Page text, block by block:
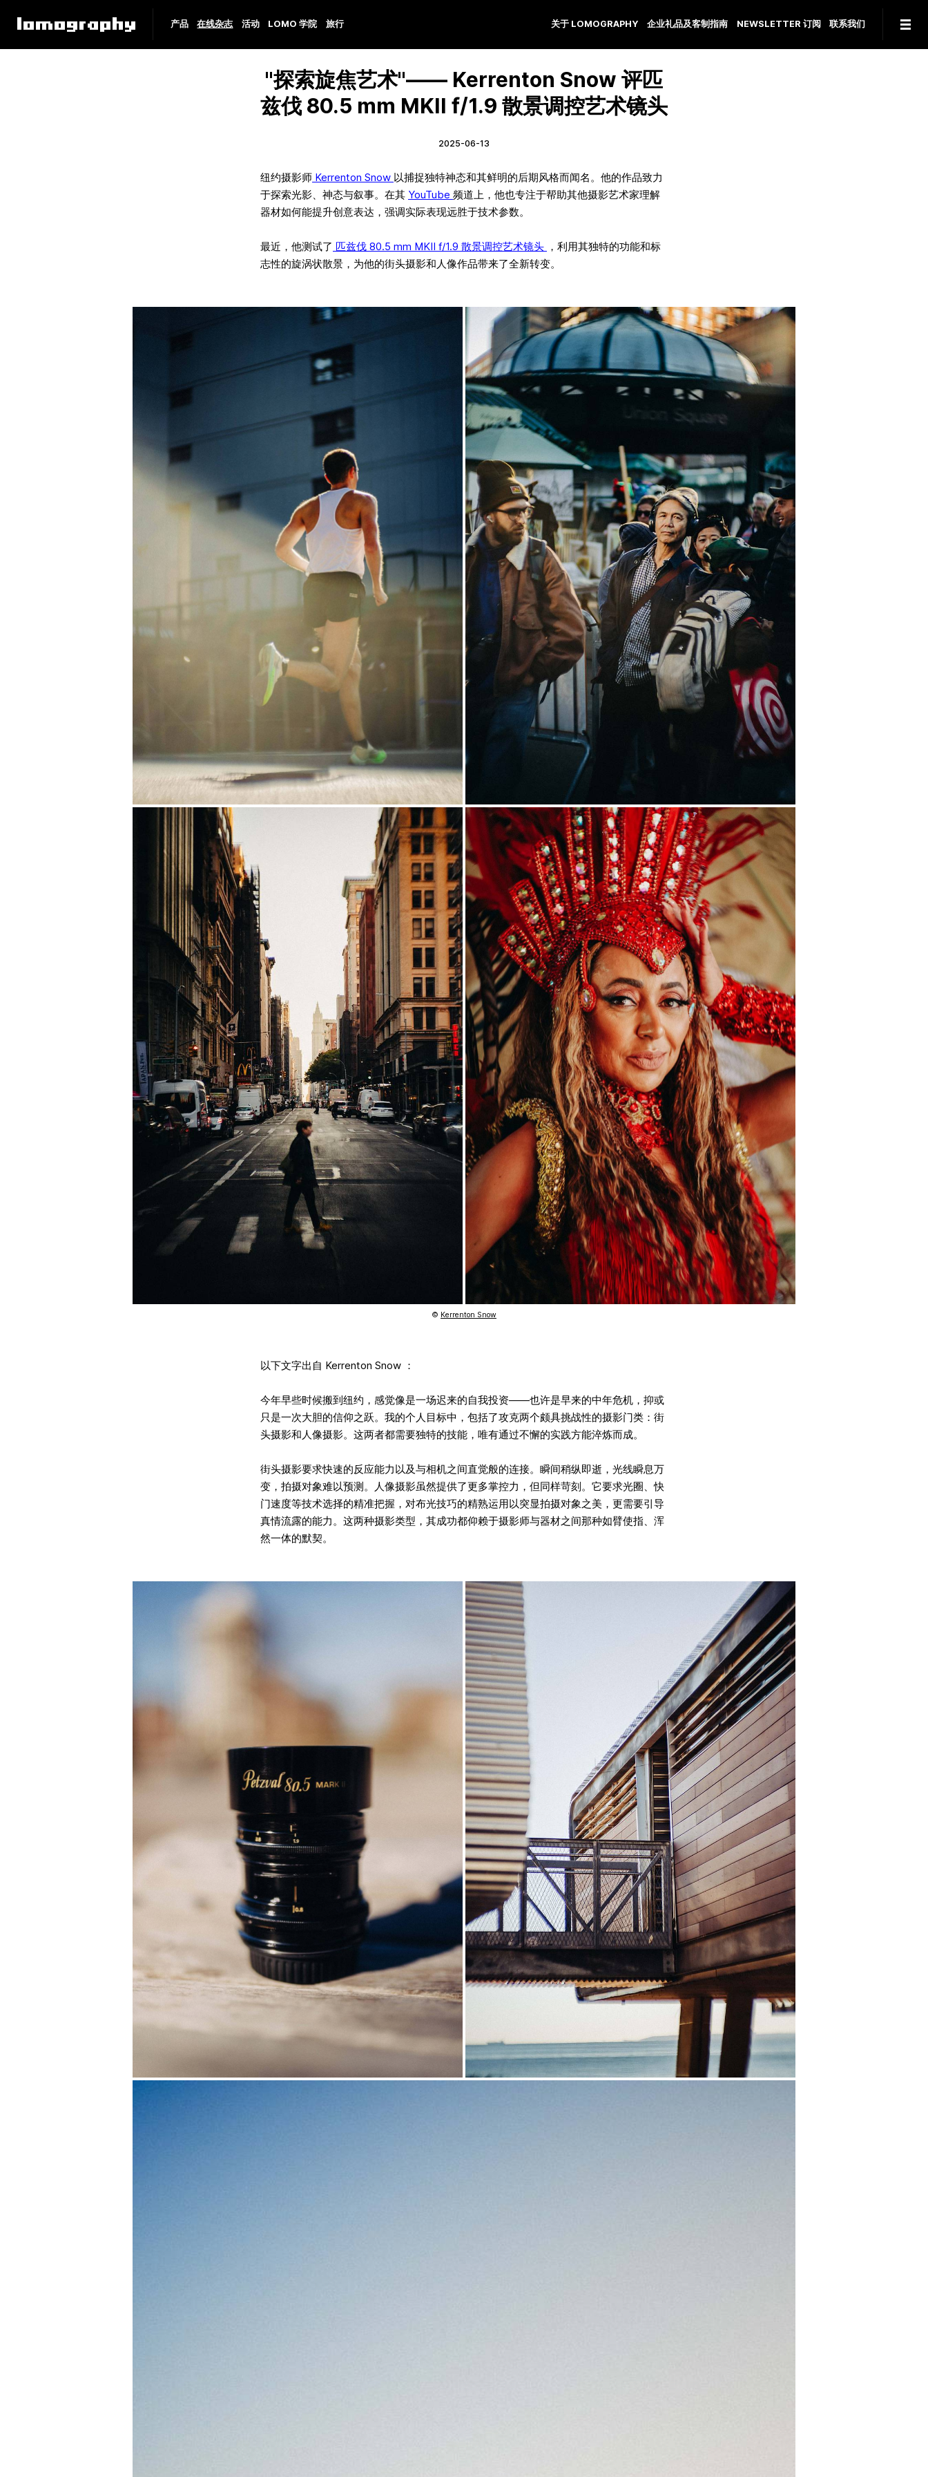
产品 在线杂志 活动 LOMO 学院 旅行 关于 LOMOGRAPHY 企业礼品及客制指南 NEWSLETTER 订阅 联系我们
"探索旋焦艺术"—— Kerrenton Snow 评匹
兹伐 80.5 mm MKII f/1.9 散景调控艺术镜头
2025-06-13
纽约摄影师 Kerrenton Snow 以捕捉独特神态和其鲜明的后期风格而闻名。他的作品致力
于探索光影、神态与叙事。在其 YouTube 频道上，他也专注于帮助其他摄影艺术家理解
器材如何能提升创意表达，强调实际表现远胜于技术参数。
最近，他测试了 匹兹伐 80.5 mm MKII f/1.9 散景调控艺术镜头 ，利用其独特的功能和标
志性的旋涡状散景，为他的街头摄影和人像作品带来了全新转变。
© Kerrenton Snow
以下文字出自 Kerrenton Snow ：
今年早些时候搬到纽约，感觉像是一场迟来的自我投资——也许是早来的中年危机，抑或
只是一次大胆的信仰之跃。我的个人目标中，包括了攻克两个颇具挑战性的摄影门类：街
头摄影和人像摄影。这两者都需要独特的技能，唯有通过不懈的实践方能淬炼而成。
街头摄影要求快速的反应能力以及与相机之间直觉般的连接。瞬间稍纵即逝，光线瞬息万
变，拍摄对象难以预测。人像摄影虽然提供了更多掌控力，但同样苛刻。它要求光圈、快
门速度等技术选择的精准把握，对布光技巧的精熟运用以突显拍摄对象之美，更需要引导
真情流露的能力。这两种摄影类型，其成功都仰赖于摄影师与器材之间那种如臂使指、浑
然一体的默契。